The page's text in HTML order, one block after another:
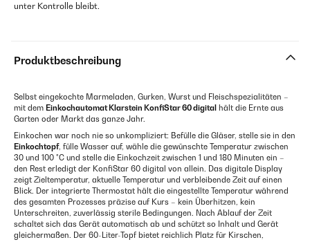
unter Kontrolle bleibt.
Produktbeschreibung
Selbst eingekochte Marmeladen, Gurken, Wurst und Fleischspezialitäten –
mit dem Einkochautomat Klarstein KonfiStar 60 digital hält die Ernte aus
Garten oder Markt das ganze Jahr.
Einkochen war noch nie so unkompliziert: Befülle die Gläser, stelle sie in den
Einkochtopf, fülle Wasser auf, wähle die gewünschte Temperatur zwischen
30 und 100 °C und stelle die Einkochzeit zwischen 1 und 180 Minuten ein –
den Rest erledigt der KonfiStar 60 digital von allein. Das digitale Display
zeigt Zieltemperatur, aktuelle Temperatur und verbleibende Zeit auf einen
Blick. Der integrierte Thermostat hält die eingestellte Temperatur während
des gesamten Prozesses präzise auf Kurs – kein Überhitzen, kein
Unterschreiten, zuverlässig sterile Bedingungen. Nach Ablauf der Zeit
schaltet sich das Gerät automatisch ab und schützt so Inhalt und Gerät
gleichermaßen. Der 60-Liter-Topf bietet reichlich Platz für Kirschen,